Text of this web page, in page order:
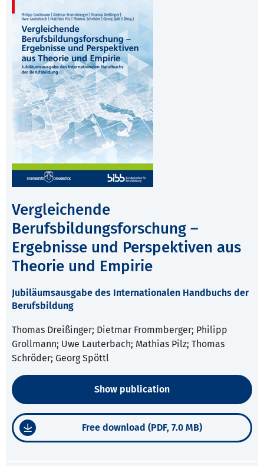
Vergleichende
Berufsbildungsforschung –
Ergebnisse und Perspektiven aus
Theorie und Empirie
Jubiläumsausgabe des Internationalen Handbuchs der
Berufsbildung
Thomas Dreißinger; Dietmar Frommberger; Philipp
Grollmann; Uwe Lauterbach; Mathias Pilz; Thomas
Schröder; Georg Spöttl
Show publication
Free download (PDF, 7.0 MB)